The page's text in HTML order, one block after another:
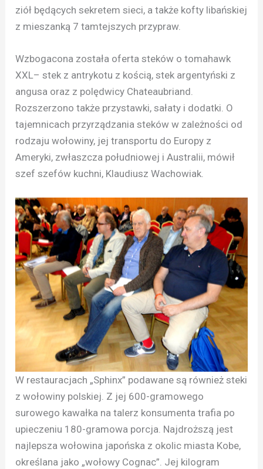
ziół będących sekretem sieci, a także kofty libańskiej
z mieszanką 7 tamtejszych przypraw.
Wzbogacona została oferta steków o tomahawk
XXL– stek z antrykotu z kością, stek argentyński z
angusa oraz z polędwicy Chateaubriand.
Rozszerzono także przystawki, sałaty i dodatki. O
tajemnicach przyrządzania steków w zależności od
rodzaju wołowiny, jej transportu do Europy z
Ameryki, zwłaszcza południowej i Australii, mówił
szef szefów kuchni, Klaudiusz Wachowiak.
W restauracjach „Sphinx” podawane są również steki
z wołowiny polskiej. Z jej 600-gramowego
surowego kawałka na talerz konsumenta trafia po
upieczeniu 180-gramowa porcja. Najdroższą jest
najlepsza wołowina japońska z okolic miasta Kobe,
określana jako „wołowy Cognac”. Jej kilogram